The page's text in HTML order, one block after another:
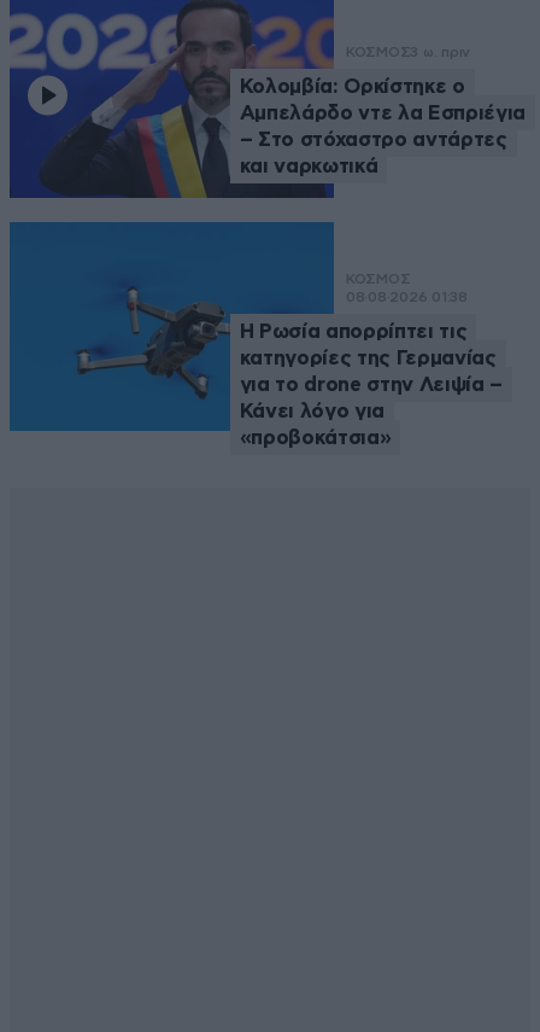
ΚΟΣΜΟΣ3 ω. πριν
Κολομβία: Ορκίστηκε ο
Αμπελάρδο ντε λα Εσπριέγια
– Στο στόχαστρο αντάρτες
και ναρκωτικά
ΚΟΣΜΟΣ
08·08·2026 01:38
Η Ρωσία απορρίπτει τις
κατηγορίες της Γερμανίας
για το drone στην Λειψία –
Κάνει λόγο για
«προβοκάτσια»